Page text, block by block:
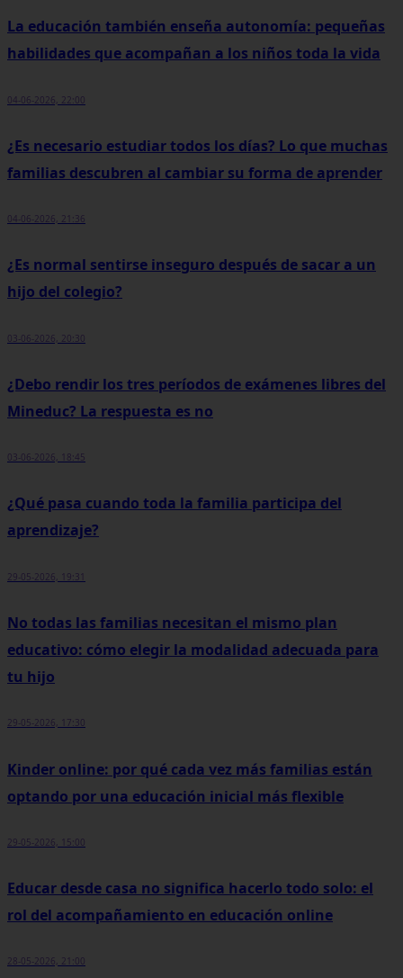
La educación también enseña autonomía: pequeñas
habilidades que acompañan a los niños toda la vida
04-06-2026, 22:00
¿Es necesario estudiar todos los días? Lo que muchas
familias descubren al cambiar su forma de aprender
04-06-2026, 21:36
¿Es normal sentirse inseguro después de sacar a un
hijo del colegio?
03-06-2026, 20:30
¿Debo rendir los tres períodos de exámenes libres del
Mineduc? La respuesta es no
03-06-2026, 18:45
¿Qué pasa cuando toda la familia participa del
aprendizaje?
29-05-2026, 19:31
No todas las familias necesitan el mismo plan
educativo: cómo elegir la modalidad adecuada para
tu hijo
29-05-2026, 17:30
Kinder online: por qué cada vez más familias están
optando por una educación inicial más flexible
29-05-2026, 15:00
Educar desde casa no significa hacerlo todo solo: el
rol del acompañamiento en educación online
28-05-2026, 21:00